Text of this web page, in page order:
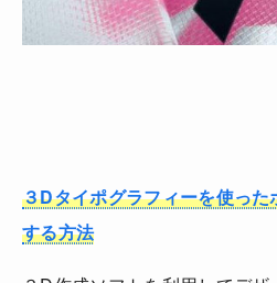
３Dタイポグラフィーを使っ
する方法